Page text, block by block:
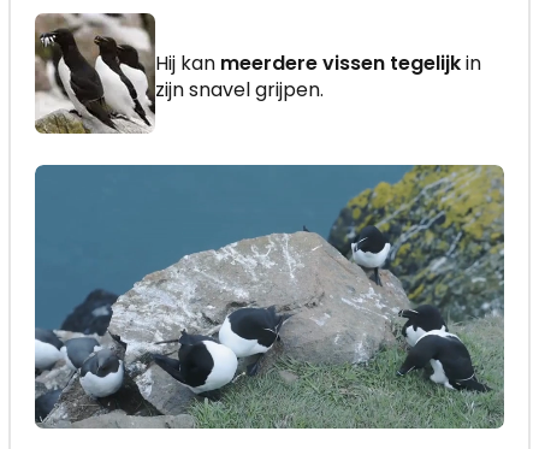
Hij kan meerdere vissen tegelijkin
zijn snavel grijpen.